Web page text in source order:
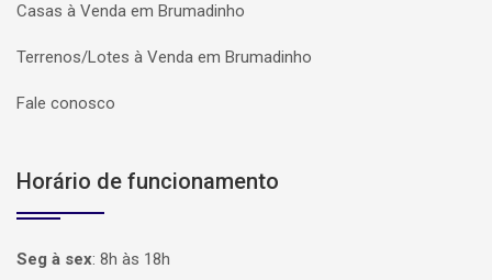
Casas à Venda em Brumadinho
Terrenos/Lotes à Venda em Brumadinho
Fale conosco
Horário de funcionamento
Seg à sex: 8h às 18h